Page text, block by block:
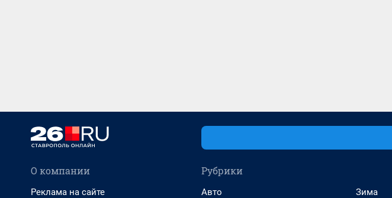
О компании
Реклама на сайте
Рубрики
Авто
Зима